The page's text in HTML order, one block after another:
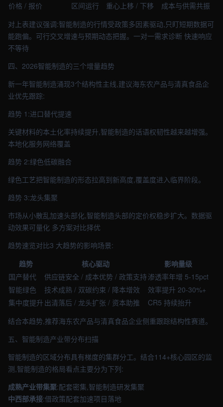
价格 / 报价
区间运行 重心上移 / 下移
成本与供需共振
对上表建议强调:智能制造的行情受政策多因素驱动,只盯短期数据可
能跑偏。可行交叉增速与预期动态把握。一对一需求诊断 快速响应
不等待
四、2026智能制造的三个增量趋势
新一年智能制造涌现3个结构性主线,建议海东农产品与清真食品企
业优先跟踪:
趋势 1:进口替代提速
关键材料的本土化率持续提升,智能制造的话语权韧性越来越增强。
本地化服务网络覆盖
趋势 2:绿色低碳融合
绿色工艺把智能制造的形态拉高到新高度,覆盖度进入临界阶段。
趋势 3:龙头集聚
市场从小散乱加速头部化,智能制造头部的定价权稳步扩大。数据驱
动效果可量化 多方案对比择优
趋势速览对比3 大趋势的影响场景:
趋势
核心驱动
影响量级
国产替代
供应链安全 / 成本优势 / 政策支持渗透率年增 5-15pct
智能绿色
技术成熟 / 双碳约束 / 降本增效
效率提升 20-30%+
集中度提升 出清落后 / 龙头扩张 / 资本助推
CR5 持续抬升
结合本趋势,推荐海东农产品与清真食品企业侧重跟踪结构性赛道。
五、智能制造产业带分布扫描
智能制造的区域分布具有梯度的集群分工。结合114+核心园区的监
测,智能制造的格局看点主要分为下列:
成熟产业带集聚:配套密集,智能制造研发集聚
中西部承接:借政策配套加速项目落地